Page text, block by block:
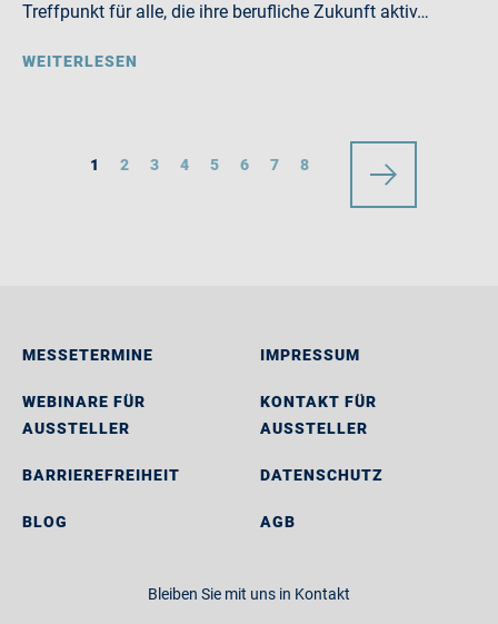
Treffpunkt für alle, die ihre berufliche Zukunft aktiv…
WEITERLESEN
1 2 3 4 5 6 7 8
MESSETERMINE
WEBINARE FÜR
AUSSTELLER
BARRIEREFREIHEIT
BLOG
IMPRESSUM
KONTAKT FÜR
AUSSTELLER
DATENSCHUTZ
AGB
Bleiben Sie mit uns in Kontakt